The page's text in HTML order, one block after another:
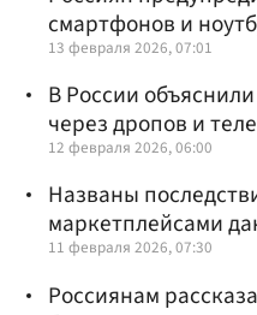
смартфонов и
13 февраля 2026, 07:01
В России
через дропов и
12 февраля 2026, 06:00
Названы
маркетплейсами
11 февраля 2026, 07:30
Россиянам